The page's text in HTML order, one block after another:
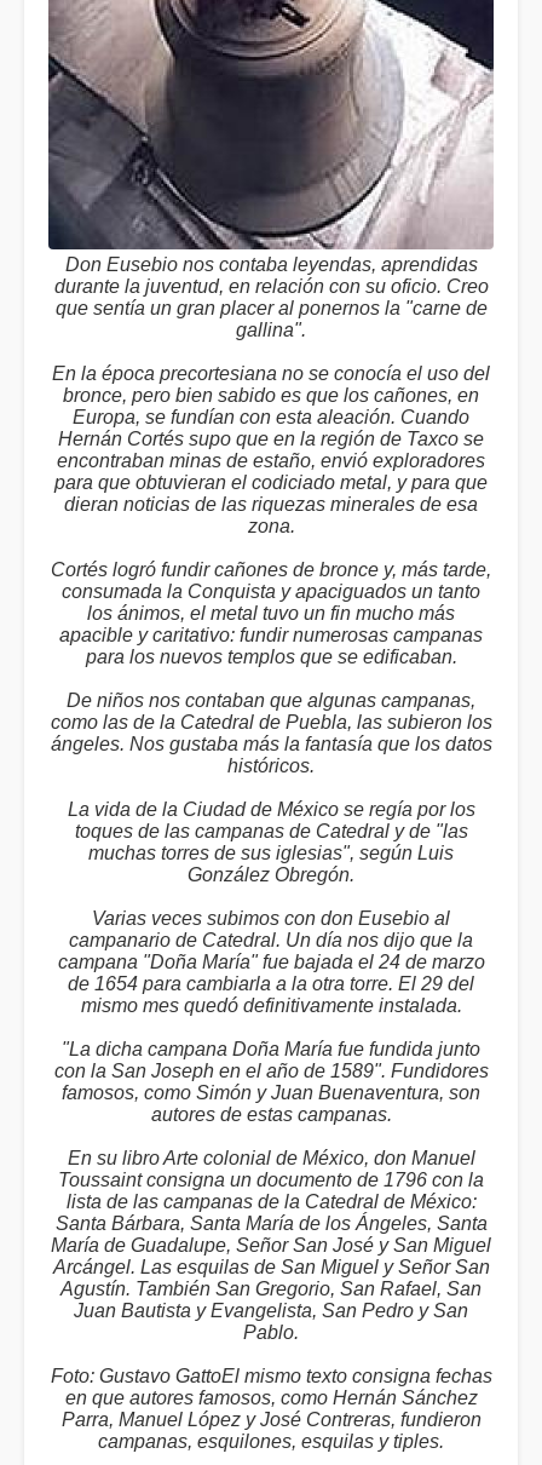
Don Eusebio nos contaba leyendas, aprendidas
durante la juventud, en relación con su oficio. Creo
que sentía un gran placer al ponernos la "carne de
gallina".
En la época precortesiana no se conocía el uso del
bronce, pero bien sabido es que los cañones, en
Europa, se fundían con esta aleación. Cuando
Hernán Cortés supo que en la región de Taxco se
encontraban minas de estaño, envió exploradores
para que obtuvieran el codiciado metal, y para que
dieran noticias de las riquezas minerales de esa
zona.
Cortés logró fundir cañones de bronce y, más tarde,
consumada la Conquista y apaciguados un tanto
los ánimos, el metal tuvo un fin mucho más
apacible y caritativo: fundir numerosas campanas
para los nuevos templos que se edificaban.
De niños nos contaban que algunas campanas,
como las de la Catedral de Puebla, las subieron los
ángeles. Nos gustaba más la fantasía que los datos
históricos.
La vida de la Ciudad de México se regía por los
toques de las campanas de Catedral y de "las
muchas torres de sus iglesias", según Luis
González Obregón.
Varias veces subimos con don Eusebio al
campanario de Catedral. Un día nos dijo que la
campana "Doña María" fue bajada el 24 de marzo
de 1654 para cambiarla a la otra torre. El 29 del
mismo mes quedó definitivamente instalada.
"La dicha campana Doña María fue fundida junto
con la San Joseph en el año de 1589". Fundidores
famosos, como Simón y Juan Buenaventura, son
autores de estas campanas.
En su libro Arte colonial de México, don Manuel
Toussaint consigna un documento de 1796 con la
lista de las campanas de la Catedral de México:
Santa Bárbara, Santa María de los Ángeles, Santa
María de Guadalupe, Señor San José y San Miguel
Arcángel. Las esquilas de San Miguel y Señor San
Agustín. También San Gregorio, San Rafael, San
Juan Bautista y Evangelista, San Pedro y San
Pablo.
Foto: Gustavo GattoEl mismo texto consigna fechas
en que autores famosos, como Hernán Sánchez
Parra, Manuel López y José Contreras, fundieron
campanas, esquilones, esquilas y tiples.